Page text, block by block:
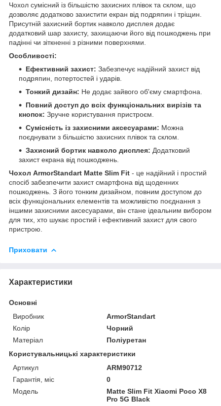
Чохол сумісний із більшістю захисних плівок та склом, що
дозволяє додатково захистити екран від подряпин і тріщин.
Присутній захисний бортик навколо дисплея додає
додатковий шар захисту, захищаючи його від пошкоджень при
падінні чи зіткненні з різними поверхнями.
Особливості:
Ефективний захист: Забезпечує надійний захист від
подряпин, потертостей і ударів.
Тонкий дизайн: Не додає зайвого об'єму смартфона.
Повний доступ до всіх функціональних вирізів та
кнопок: Зручне користування пристроєм.
Сумісність із захисними аксесуарами: Можна
поєднувати з більшістю захисних плівок та склом.
Захисний бортик навколо дисплея: Додатковий
захист екрана від пошкоджень.
Чохол ArmorStandart Matte Slim Fit - це надійний і простий
спосіб забезпечити захист смартфона від щоденних
пошкоджень. З його тонким дизайном, повним доступом до
всіх функціональних елементів та можливістю поєднання з
іншими захисними аксесуарами, він стане ідеальним вибором
для тих, хто шукає простий і ефективний захист для свого
пристрою.
Приховати
Характеристики
Основні
Виробник
ArmorStandart
Колір
Чорний
Матеріал
Поліуретан
Користувальницькі характеристики
Артикул
ARM90712
Гарантія, міс
0
Мoдель
Matte Slim Fit Xiaomi Poco X8
Pro 5G Black